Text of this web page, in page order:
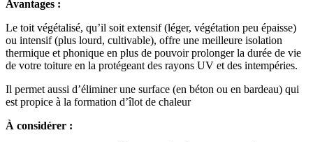
Avantages :
Le toit végétalisé, qu’il soit extensif (léger, végétation peu épaisse)
ou intensif (plus lourd, cultivable), offre une meilleure isolation
thermique et phonique en plus de pouvoir prolonger la durée de vie
de votre toiture en la protégeant des rayons UV et des intempéries.
Il permet aussi d’éliminer une surface (en béton ou en bardeau) qui
est propice à la formation d’îlot de chaleur
À considérer :